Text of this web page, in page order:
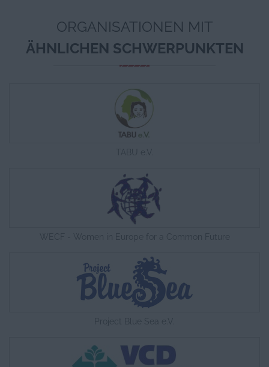
ORGANISATIONEN MIT
ÄHNLICHEN SCHWERPUNKTEN
TABU e.V.
WECF - Women in Europe for a Common Future
Project Blue Sea e.V.